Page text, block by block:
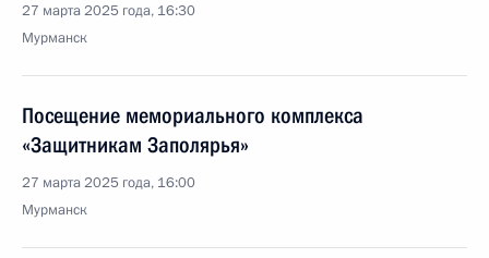
27 марта 2025 года, 16:30
Мурманск
Посещение мемориального комплекса
«Защитникам Заполярья»
27 марта 2025 года, 16:00
Мурманск